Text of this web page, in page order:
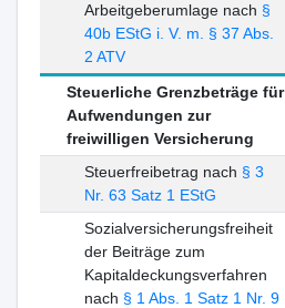
Arbeitgeberumlage nach §
40b EStG i. V. m. § 37 Abs.
2 ATV
Steuerliche Grenzbeträge für
Aufwendungen zur
freiwilligen Versicherung
Steuerfreibetrag nach § 3
Nr. 63 Satz 1 EStG
Sozialversicherungsfreiheit
der Beiträge zum
Kapitaldeckungsverfahren
nach § 1 Abs. 1 Satz 1 Nr. 9